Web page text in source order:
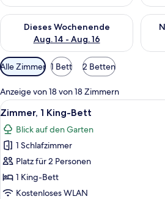
Dieses Wochenende
Aug. 14 - Aug. 16
Überprüfe die Verfügbarkeit für
Verfügbare
Filter
für
Zimmer
Alle Zimmer 1 Bett 2 Betten
Anzeige von 18 von 18 Zimmern
Alle
Fotos
für
Zimmer,
1 King-
Bett
anzeigen
Ein
2
Zimmer, 1 King-Bett
Blick auf den Garten
1 Schlafzimmer
Platz für 2 Personen
1 King-Bett
Kostenloses WLAN